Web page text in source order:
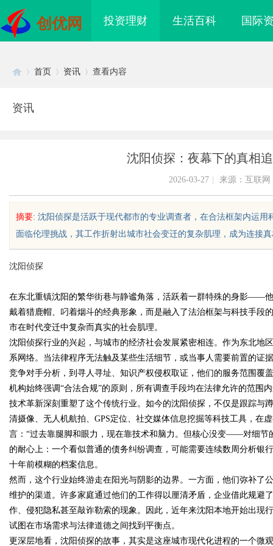
创优网 投资理财 生活百科 国际
uz
!
首页 资讯 查看内容
资讯
沈阳侦探：夜幕下的真相
2026-03-27 来源：互联网
摘要: 沈阳侦探是活跃于现代都市的专业调查者，在合法框架内运
面临伦理挑战，其工作折射出城市社会变迁的复杂肌理，成为连接
沈阳侦探
在东北重镇沈阳的繁华街巷与静谧角落，活跃着一群特殊的身影——
戴着猎鹿帽、叼着烟斗的经典形象，而是融入了法治框架与科技手段
市在时代变迁中复杂而真实的社会肌理。
沈阳侦探行业的兴起，与城市的经济社会发展紧密相连。作为东北地
系网络。当法律程序无法触及某些生活细节，或当事人需要前置的证
竞争对手分析，到寻人寻址、知识产权侵权取证，他们的服务范围覆
机构始终强调“合法合规”的原则，所有调查手段均在法律允许的范围
技术革新深刻重塑了这个传统行业。如今的沈阳侦探，不仅是跟踪与
清摄像、无人机航拍、GPS定位、社交媒体信息挖掘等科技工具，在
言：“过去靠腿脚和眼力，现在靠技术和脑力。但核心没变——对细节
的耐心上：一个看似普通的债务纠纷调查，可能需要连续数周分析银
十年前模糊的档案信息。
然而，这个行业始终游走在阳光与阴影的边界。一方面，他们弥补了
维护的渠道。许多家庭通过他们的工作得以厘清矛盾，企业借此规避
作、侵犯隐私甚至敲诈勒索的现象。因此，近年来沈阳本地开始出现
试图在市场需求与法律道德之间找到平衡点。
更深层地看，沈阳侦探的故事，其实是这座城市现代化进程的一个微
及未来发展趋势全
发体系全解析